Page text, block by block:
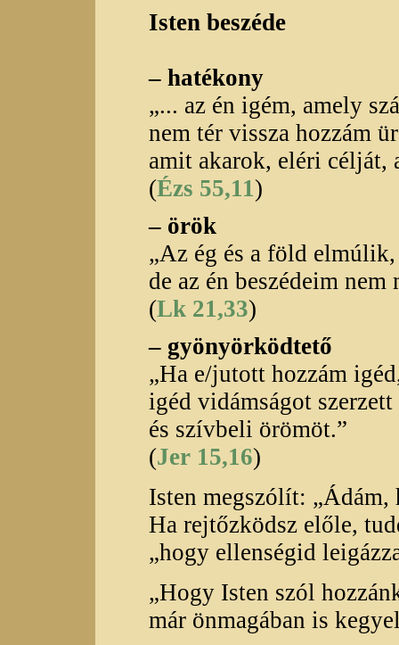
Isten beszéde
– hatékony
„... az én igém, amely
nem tér vissza hozzám
amit akarok, eléri célját,
(Ézs 55,11)
– örök
„Az ég és a föld elmúlik,
de az én beszédeim nem
(Lk 21,33)
– gyönyörködtető
„Ha e/jutott hozzám
igéd vidámságot szerzett
és szívbeli örömöt.”
(Jer 15,16)
Isten megszólít: „Ádám,
Ha rejtőzködsz előle,
„hogy ellenségid
„Hogy Isten szól
már önmagában is